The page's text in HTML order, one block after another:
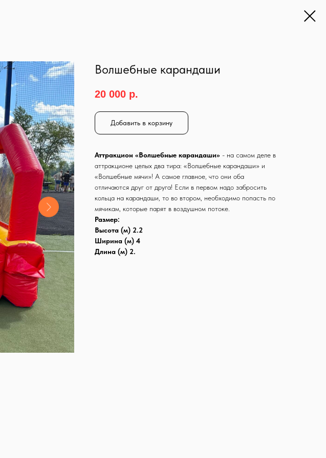
Волшебные карандаши
20 000 р.
Добавить в корзину
Аттракцион «Волшебные карандаши» - на самом деле в
аттракционе целых два тира: «Волшебные карандаши» и
«Волшебные мячи»! А самое главное, что они оба
отличаются друг от друга! Если в первом надо забросить
кольца на карандаши, то во втором, необходимо попасть по
мячикам, которые парят в воздушном потоке.
Размер:
Высота (м) 2.2
Ширина (м) 4
Длина (м) 2.